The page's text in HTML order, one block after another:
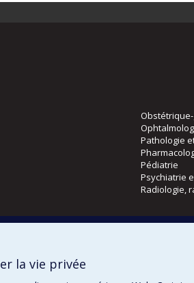
Pathologie
Pédiatrie
Psychiatrie
Radiologie,
la vie privée